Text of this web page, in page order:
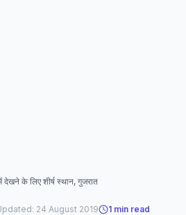
देखने के लिए शीर्ष स्थान, गुजरात
24 August 2019 1 min read